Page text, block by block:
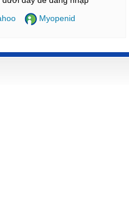
Myopenid